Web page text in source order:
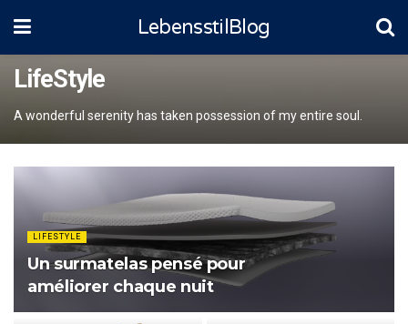
LebensstilBlog
LifeStyle
A wonderful serenity has taken possession of my entire soul.
LIFESTYLE
Un surmatelas pensé pour
améliorer chaque nuit